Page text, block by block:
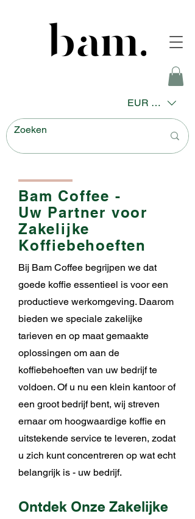
EUR (€)
Bam Coffee -
Uw Partner voor
Zakelijke
Koffiebehoeften
Bij Bam Coffee begrijpen we dat
goede koffie essentieel is voor een
productieve werkomgeving. Daarom
bieden we speciale zakelijke
tarieven en op maat gemaakte
oplossingen om aan de
koffiebehoeften van uw bedrijf te
voldoen. Of u nu een klein kantoor of
een groot bedrijf bent, wij streven
ernaar om hoogwaardige koffie en
uitstekende service te leveren, zodat
u zich kunt concentreren op wat echt
belangrijk is - uw bedrijf.
Ontdek Onze Zakelijke